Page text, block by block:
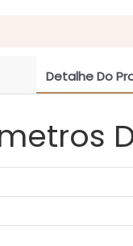
Detalhe Do